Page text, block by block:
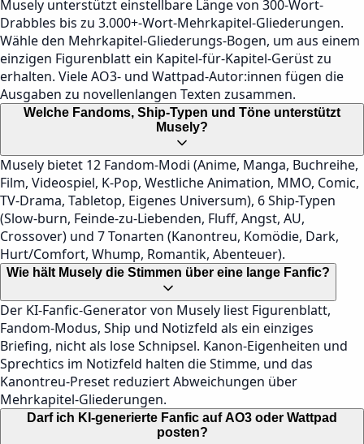
Musely unterstützt einstellbare Länge von 300-Wort-
Drabbles bis zu 3.000+-Wort-Mehrkapitel-Gliederungen.
Wähle den Mehrkapitel-Gliederungs-Bogen, um aus einem
einzigen Figurenblatt ein Kapitel-für-Kapitel-Gerüst zu
erhalten. Viele AO3- und Wattpad-Autor:innen fügen die
Ausgaben zu novellenlangen Texten zusammen.
Welche Fandoms, Ship-Typen und Töne unterstützt
Musely?
Musely bietet 12 Fandom-Modi (Anime, Manga, Buchreihe,
Film, Videospiel, K-Pop, Westliche Animation, MMO, Comic,
TV-Drama, Tabletop, Eigenes Universum), 6 Ship-Typen
(Slow-burn, Feinde-zu-Liebenden, Fluff, Angst, AU,
Crossover) und 7 Tonarten (Kanontreu, Komödie, Dark,
Hurt/Comfort, Whump, Romantik, Abenteuer).
Wie hält Musely die Stimmen über eine lange Fanfic?
Der KI-Fanfic-Generator von Musely liest Figurenblatt,
Fandom-Modus, Ship und Notizfeld als ein einziges
Briefing, nicht als lose Schnipsel. Kanon-Eigenheiten und
Sprechtics im Notizfeld halten die Stimme, und das
Kanontreu-Preset reduziert Abweichungen über
Mehrkapitel-Gliederungen.
Darf ich KI-generierte Fanfic auf AO3 oder Wattpad
posten?